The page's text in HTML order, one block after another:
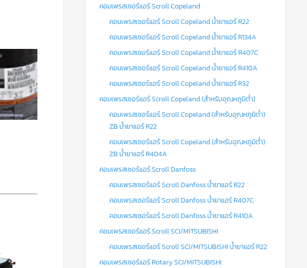
คอมเพรสเซอร์แอร์ Scroll Copeland
คอมเพรสเซอร์แอร์ Scroll Copeland น้ำยาแอร์ R22
คอมเพรสเซอร์แอร์ Scroll Copeland น้ำยาแอร์ R134A
คอมเพรสเซอร์แอร์ Scroll Copeland น้ำยาแอร์ R407C
คอมเพรสเซอร์แอร์ Scroll Copeland น้ำยาแอร์ R410A
คอมเพรสเซอร์แอร์ Scroll Copeland น้ำยาแอร์ R32
คอมเพรสเซอร์แอร์ Scroll Copeland (สำหรับอุณหภูมิต่ำ)
คอมเพรสเซอร์แอร์ Scroll Copeland (สำหรับอุณหภูมิต่ำ)
ZB น้ำยาแอร์ R22
คอมเพรสเซอร์แอร์ Scroll Copeland (สำหรับอุณหภูมิต่ำ)
ZB น้ำยาแอร์ R404A
คอมเพรสเซอร์แอร์ Scroll Danfoss
คอมเพรสเซอร์แอร์ Scroll Danfoss น้ำยาแอร์ R22
คอมเพรสเซอร์แอร์ Scroll Danfoss น้ำยาแอร์ R407C
คอมเพรสเซอร์แอร์ Scroll Danfoss น้ำยาแอร์ R410A
คอมเพรสเซอร์แอร์ Scroll SCI/MITSUBISHI
คอมเพรสเซอร์แอร์ Scroll SCI/MITSUBISHI น้ำยาแอร์ R22
คอมเพรสเซอร์แอร์ Rotary SCI/MITSUBISHI